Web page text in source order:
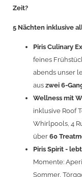
Zeit?
5 Nächten inklusive
Piris Culinary
feines
abends unser
aus zwei 6-
Wellness mit
inklusive Roof
Whirlpools, 4
über 60
Piris Spirit -
Momente:
Sommer,